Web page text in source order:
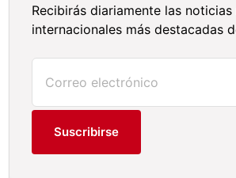
Recibirás diariamente las noticias
internacionales más destacadas
Suscribirse